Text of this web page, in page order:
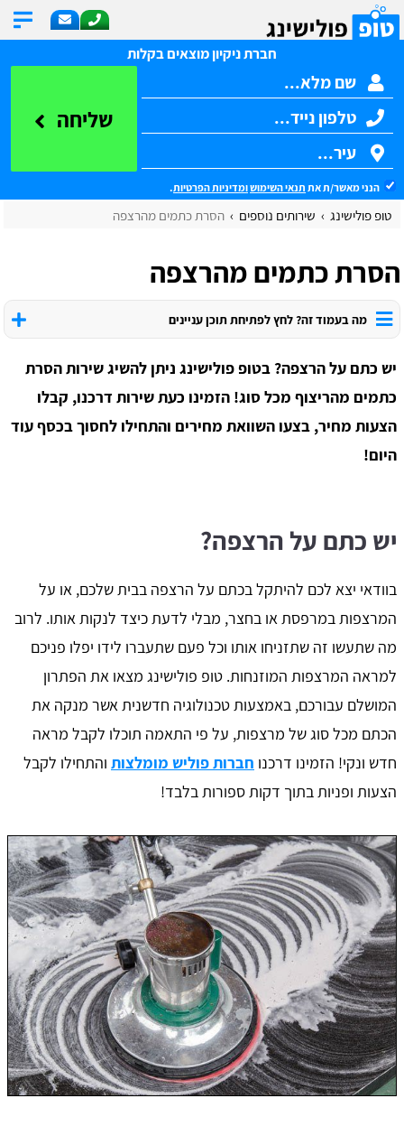
חברת ניקיון מוצאים בקלות
שליחה
הנני מאשר/ת את תנאי השימושומדיניות הפרטיות.
טופ פולישינג שירותים נוספים הסרת כתמים מהרצפה
הסרת כתמים מהרצפה
מה בעמוד זה? לחץ לפתיחת תוכן עניינים
יש כתם על הרצפה? בטופ פולישינג ניתן להשיג שירות הסרת
כתמים מהריצוף מכל סוג! הזמינו כעת שירות דרכנו, קבלו
הצעות מחיר, בצעו השוואת מחירים והתחילו לחסוך בכסף עוד
היום!
יש כתם על הרצפה?
בוודאי יצא לכם להיתקל בכתם על הרצפה בבית שלכם, או על
המרצפות במרפסת או בחצר, מבלי לדעת כיצד לנקות אותו. לרוב
מה שתעשו זה שתזניחו אותו וכל פעם שתעברו לידו יפלו פניכם
למראה המרצפות המוזנחות. טופ פולישינג מצאו את הפתרון
המושלם עבורכם, באמצעות טכנולוגיה חדשנית אשר מנקה את
הכתם מכל סוג של מרצפות, על פי התאמה תוכלו לקבל מראה
חדש ונקי! הזמינו דרכנו חברות פוליש מומלצות והתחילו לקבל
הצעות ופניות בתוך דקות ספורות בלבד!